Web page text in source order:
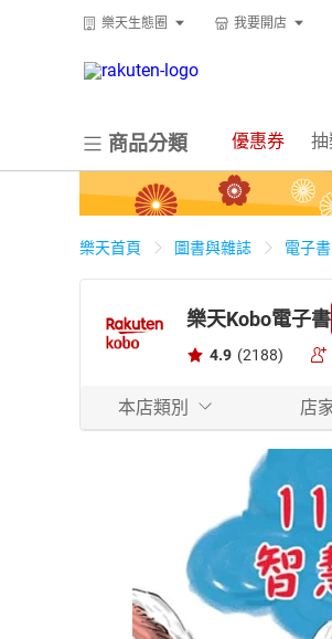
樂天生態圈 我要開店
商品分類 優惠券 抽
樂天首頁 圖書與雜誌 電子書
樂天Kobo電子書
4.9 (2188)
本店類別 店